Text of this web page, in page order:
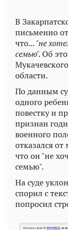
В
письменно
что..."не
семью".Об
области.
По данным
одного
повестку и
признан
военного
отказался
что он "не
семью".
На суде
спорил с
попросил